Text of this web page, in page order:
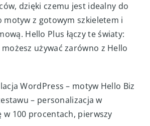
dzięki czemu jest idealny do
z gotowym szkieletem i
Hello Plus łączy te światy:
używać zarówno z Hello
WordPress – motyw Hello Biz
– personalizacja w
100 procentach, pierwszy